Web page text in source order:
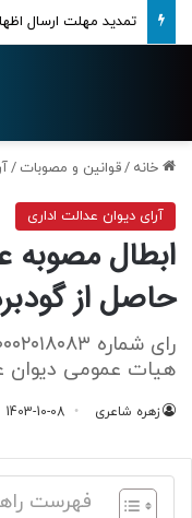
تمدید مهلت ارسال
خانه /قوانین و مصوبات /
آرای دیوان عدالت اداری
ابطال
حاصل از
هیات عمومی دیوان
زهره شاعری 1403-10-08
فهرست